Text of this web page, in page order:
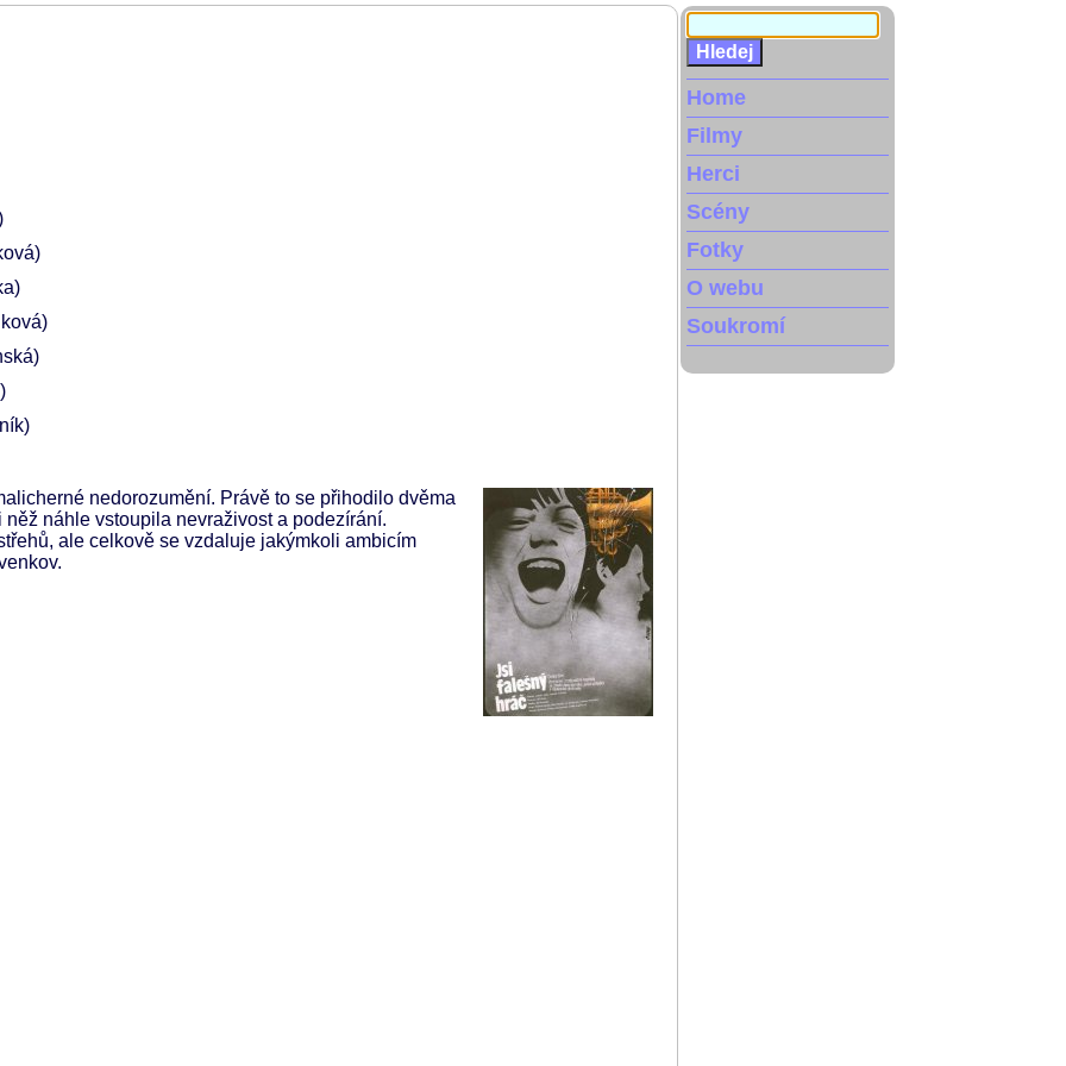
nedorozumění. Právě to se přihodilo dvěma
náhle vstoupila nevraživost a podezírání.
ale celkově se vzdaluje jakýmkoli ambicím
Home
Filmy
Herci
Scény
Fotky
O webu
Soukromí